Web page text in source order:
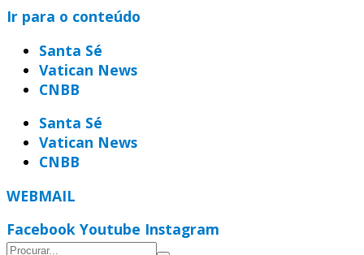
Ir para o conteúdo
Santa Sé
Vatican News
CNBB
Santa Sé
Vatican News
CNBB
WEBMAIL
Facebook Youtube Instagram